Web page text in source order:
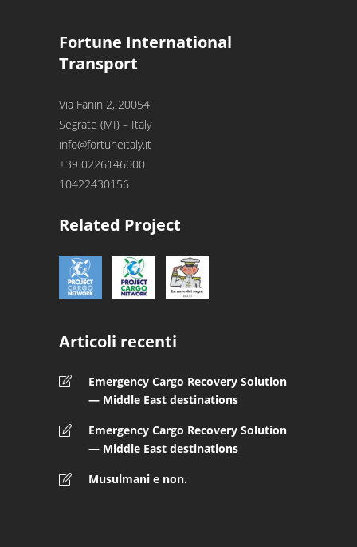
Fortune International
Transport
Via Fanin 2, 20054
Segrate (MI) – Italy
info@fortuneitaly.it
+39 0226146000
10422430156
Related Project
Articoli recenti
Emergency Cargo Recovery Solution
— Middle East destinations
Emergency Cargo Recovery Solution
— Middle East destinations
Musulmani e non.